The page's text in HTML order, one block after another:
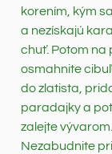
korením, kým
a nezískajú
chuť. Potom na
osmahnite
do zlatista,
paradajky a
zalejte vývarom.
Nezabudnite